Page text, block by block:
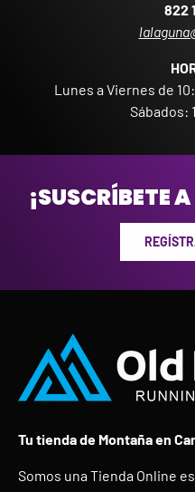
822
Lunes a Viernes de
Sábados:
¡SUSCRÍBETE
Tu tienda de Montaña en
Somos una Tienda Online